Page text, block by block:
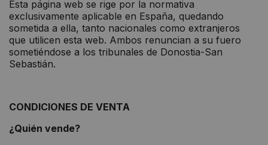
Esta página web se rige por la normativa
exclusivamente aplicable en España, quedando
sometida a ella, tanto nacionales como extranjeros
que utilicen esta web. Ambos renuncian a su fuero
sometiéndose a los tribunales de Donostia-San
Sebastián.
CONDICIONES DE VENTA
¿Quién vende?